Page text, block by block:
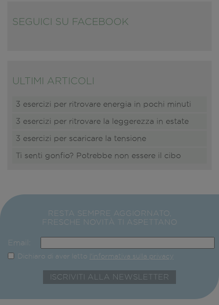
SEGUICI SU FACEBOOK
ULTIMI ARTICOLI
3 esercizi per ritrovare energia in pochi minuti
3 esercizi per ritrovare la leggerezza in estate
3 esercizi per scaricare la tensione
Ti senti gonfio? Potrebbe non essere il cibo
RESTA SEMPRE AGGIORNATO,
FRESCHE NOVITÀ TI ASPETTANO
Email:
Dichiaro di aver letto l'informativa sulla privacy